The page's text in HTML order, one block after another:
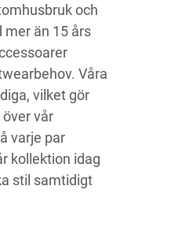
och
än 15 års
Våra
vilket gör
vår
varje par
kollektion idag
stil samtidigt